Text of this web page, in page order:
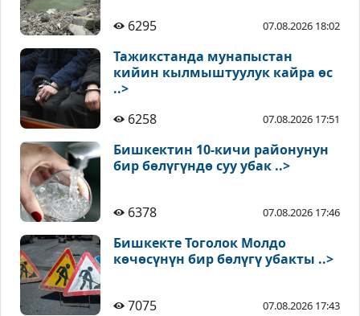
6295 07.08.2026 18:02
Тажикстанда мунапыстан
кийин кылмыштуулук кайра өс
..>
6258
07.08.2026 17:51
Бишкектин 10-кичи районунун
бир бөлүгүндө суу убак ..>
6378 07.08.2026 17:46
Бишкекте Тоголок Молдо
көчөсүнүн бир бөлүгү убакты ..>
7075 07.08.2026 17:43